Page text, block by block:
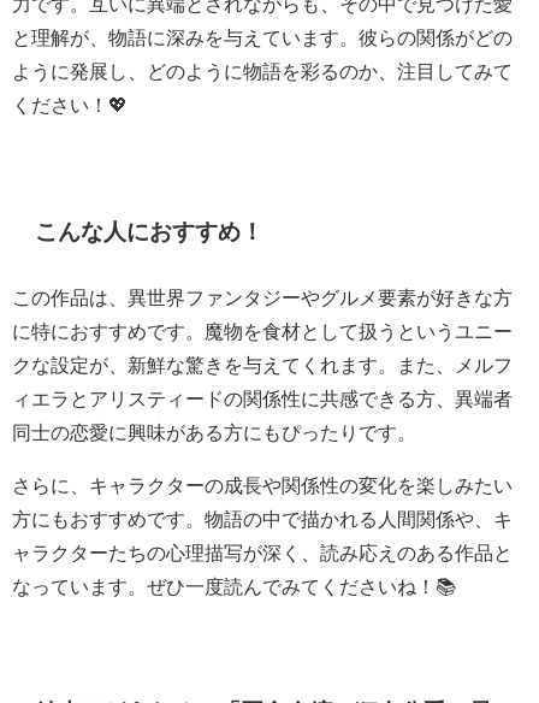
と理解が、物語に深みを与えています。彼らの関係がどの
ように発展し、どのように物語を彩るのか、注目してみて
ください！💖
こんな人におすすめ！
この作品は、異世界ファンタジーやグルメ要素が好きな方
に特におすすめです。魔物を食材として扱うというユニー
クな設定が、新鮮な驚きを与えてくれます。また、メルフ
ィエラとアリスティードの関係性に共感できる方、異端者
同士の恋愛に興味がある方にもぴったりです。
さらに、キャラクターの成長や関係性の変化を楽しみたい
方にもおすすめです。物語の中で描かれる人間関係や、キ
ャラクターたちの心理描写が深く、読み応えのある作品と
なっています。ぜひ一度読んでみてくださいね！📚